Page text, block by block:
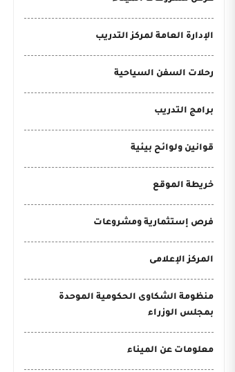
الإدارة العامة لمركز التدريب
رحلات السفن السياحية
برامج التدريب
قوانين ولوائح بيئية
خريطة الموقع
فرص إستثمارية ومشروعات
المركز الإعلامى
منظومة الشكاوى الحكومية الموحدة
بمجلس الوزراء
معلومات عن الميناء